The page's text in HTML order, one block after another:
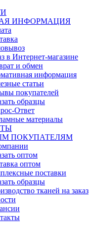
ИНФОРМАЦИЯ
в Интернет-магазине
и обмен
информация
статьи
покупателей
образцы
Ответ
материалы
ПОКУПАТЕЛЯМ
оптом
оптом
поставки
образцы
тканей на заказ